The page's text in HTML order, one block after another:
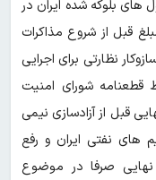
میلیارد دلار پول های بلوکه شده ایران در
مبلغ قبل از شروع مذاکرات
گیرد. ۱۲- تشکیل سازوکار نظارتی برای اجرایی
توسط قطعنامه شورای امنیت
می رسد. ۱۴- مذاکره نهایی قبل از آزادسازی نیمی
های نفتی ایران و رفع
نهایی صرفا در موضوع